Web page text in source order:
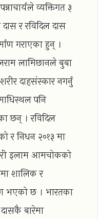
व्यक्तिगत ३
र रविदिल दास
गराएका हुन् ।
लामिछानले बुबा
दाहसंस्कार नगर्नु
पनि
छन् । रविदिल
र निधन २०१३ मा
इलाम आमचोकको
शालिक र
भएको छ । भारतका
दासकै बारेमा